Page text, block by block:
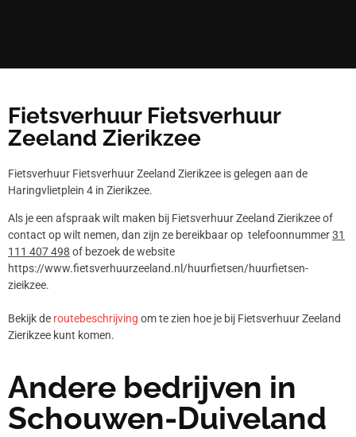
Fietsverhuur Fietsverhuur
Zeeland Zierikzee
Fietsverhuur Fietsverhuur Zeeland Zierikzee is gelegen aan de
Haringvlietplein 4 in Zierikzee.
Als je een afspraak wilt maken bij Fietsverhuur Zeeland Zierikzee of
contact op wilt nemen, dan zijn ze bereikbaar op telefoonnummer31
111 407 498 of bezoek de website
https://www.fietsverhuurzeeland.nl/huurfietsen/huurfietsen-
zieikzee.
Bekijk de routebeschrijving om te zien hoe je bij Fietsverhuur Zeeland
Zierikzee kunt komen.
Andere bedrijven in
Schouwen-Duiveland